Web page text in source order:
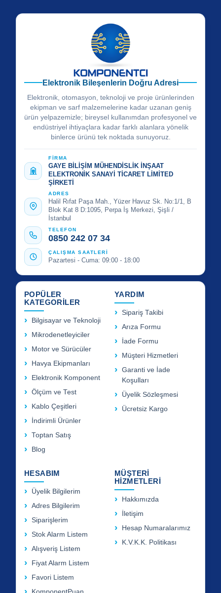
Elektronik Bileşenlerin Doğru Adresi
Elektronik, otomasyon, teknoloji ve proje ürünlerinden
ekipman ve sarf malzemelerine kadar uzanan geniş
ürün yelpazemizle; bireysel kullanımdan profesyonel ve
endüstriyel ihtiyaçlara kadar farklı alanlara yönelik
binlerce ürünü tek noktada sunuyoruz.
FİRMA
GAYE BİLİŞİM MÜHENDİSLİK İNŞAAT
ELEKTRONİK SANAYİ TİCARET LİMİTED
ŞİRKETİ
ADRES
Halil Rıfat Paşa Mah., Yüzer Havuz Sk. No:1/1, B
Blok Kat 8 D:1095, Perpa İş Merkezi, Şişli /
İstanbul
TELEFON
0850 242 07 34
ÇALIŞMA SAATLERİ
Pazartesi - Cuma: 09:00 - 18:00
POPÜLER
KATEGORİLER
Bilgisayar ve Teknoloji
Mikrodenetleyiciler
Motor ve Sürücüler
Havya Ekipmanları
Elektronik Komponent
Ölçüm ve Test
Kablo Çeşitleri
İndirimli Ürünler
Toptan Satış
Blog
YARDIM
Sipariş Takibi
Arıza Formu
İade Formu
Müşteri Hizmetleri
Garanti ve İade
Koşulları
Üyelik Sözleşmesi
Ücretsiz Kargo
HESABIM
Üyelik Bilgilerim
Adres Bilgilerim
Siparişlerim
Stok Alarm Listem
Alışveriş Listem
Fiyat Alarm Listem
Favori Listem
MÜŞTERİ
HİZMETLERİ
Hakkımızda
İletişim
Hesap Numaralarımız
K.V.K.K. Politikası